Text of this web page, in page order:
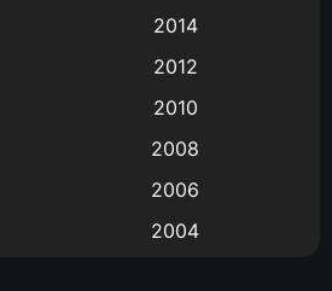
2014
2012
2010
2008
2006
2004